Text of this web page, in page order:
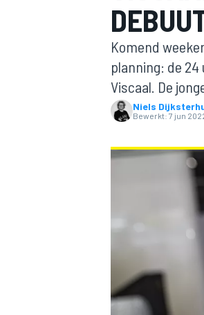
MOTOGP
Komend
planning: de
Viscaal. De
Niels
Bewerkt: 7 jun